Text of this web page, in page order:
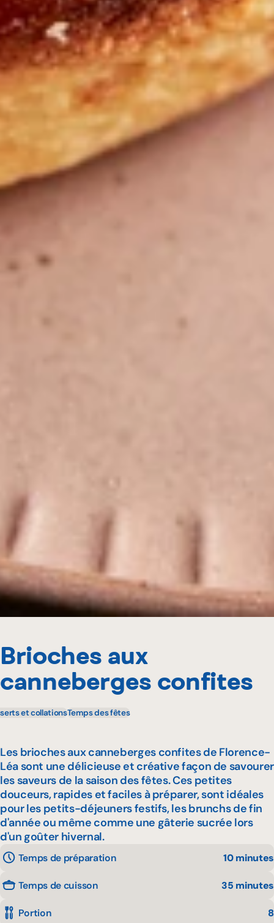
Brioches aux
canneberges confites
et collationsTemps des fêtes
Les brioches aux canneberges confites de Florence-
Léa sont une délicieuse et créative façon de savourer
les saveurs de la saison des fêtes. Ces petites
douceurs, rapides et faciles à préparer, sont idéales
pour les petits-déjeuners festifs, les brunchs de fin
d'année ou même comme une gâterie sucrée lors
d'un goûter hivernal.
Temps de préparation 10 minutes
Temps de cuisson 35 minutes
Portion
8